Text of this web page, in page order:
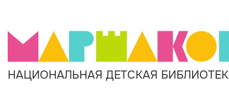
НАЦИОНАЛЬНАЯ ДЕТСКАЯ